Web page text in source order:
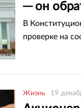
─ он
В
проверке на
Жизнь 19